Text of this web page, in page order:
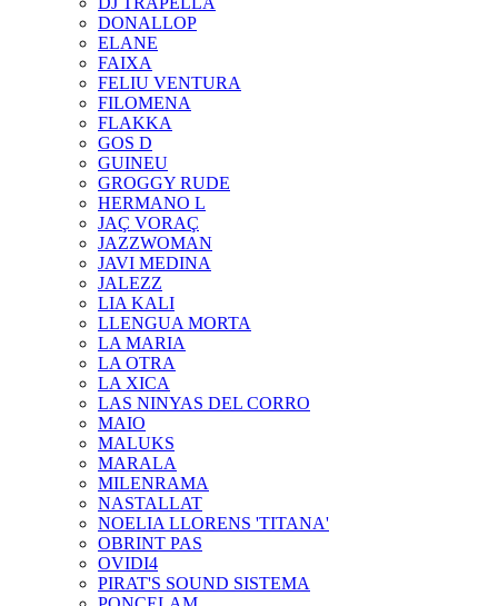
DONALLOP
ELANE
FAIXA
FELIU VENTURA
FILOMENA
FLAKKA
GOS D
GUINEU
GROGGY RUDE
HERMANO L
JAÇ VORAÇ
JAZZWOMAN
JAVI MEDINA
JALEZZ
LIA KALI
LLENGUA MORTA
LA MARIA
LA OTRA
LA XICA
LAS NINYAS DEL CORRO
MAIO
MALUKS
MARALA
MILENRAMA
NASTALLAT
NOELIA LLORENS 'TITANA'
OBRINT PAS
OVIDI4
PIRAT'S SOUND SISTEMA